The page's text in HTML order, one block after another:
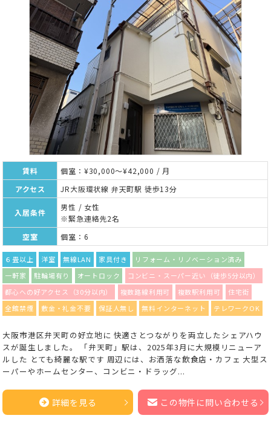
賃料
個室：¥30,000～¥42,000 / 月
アクセス
JR大阪環状線 弁天町駅 徒歩13分
入居条件
男性 / 女性
※緊急連絡先2名
空室
個室：6
６畳以上 洋室 無線LAN 家具付き
リフォーム・リノベーション済み
一軒家
駐輪場有り オートロック
コンビニ・スーパー近い（徒歩5分以内）
都心への好アクセス（30分以内）
複数路線利用可 複数駅利用可
住宅街
全館禁煙
敷金・礼金不要 保証人無し 無料インターネット テレワークOK
大阪市港区弁天町の好立地に 快適さとつながりを両立したシェアハウ
スが誕生しました。 「弁天町」駅は、2025年3月に大規模リニューア
ルした とても綺麗な駅です 周辺には、お洒落な飲食店・カフェ 大型ス
ーパーやホームセンター、コンビニ・ドラッグ...
詳細を見る この物件に問い合わせる